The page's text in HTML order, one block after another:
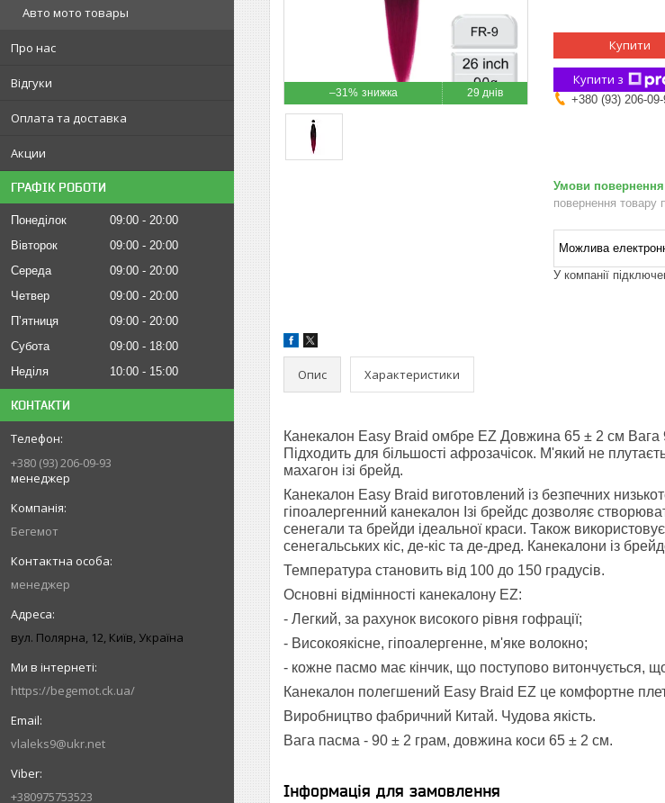
Авто мото товары
Про нас
Відгуки
Оплата та доставка
Акции
ГРАФІК РОБОТИ
Понеділок 09:00
20:00
Вівторок
09:00
20:00
Середа
09:00
20:00
Четвер
09:00
20:00
Пʼятниця
09:00
20:00
Субота
09:00
18:00
Неділя
10:00 15:00
КОНТАКТИ
+380 (93) 206-09-93
менеджер
Бегемот
менеджер
вул. Полярна, 12, Київ, Україна
https://begemot.ck.ua/
vlaleks9@ukr.net
+380975753523
–31% 29 днів
Купити
Купити з
+380 (93) 206-
повернення товару
У компанії
Опис Характеристики
Канекалон Easy Braid омбре EZ Довжина 65 ± 2 см
Підходить для більшості афрозачісок. М'який не
махагон ізі брейд.
Канекалон Easy Braid виготовлений із безпечних
гіпоалергенний канекалон Ізі брейдс дозволяє
сенегали та брейди ідеальної краси. Також
сенегальських кіс, де-кіс та де-дред. Канекалони із
Температура становить від 100 до 150 градусів.
Основні відмінності канекалону EZ:
- Легкий, за рахунок високого рівня гофрації;
- Високоякісне, гіпоалергенне, м'яке волокно;
- кожне пасмо має кінчик, що поступово витончується,
Канекалон полегшений Easy Braid EZ це комфортне
Виробництво фабричний Китай. Чудова якість.
Вага пасма - 90 ± 2 грам, довжина коси 65 ± 2 см.
Інформація для замовлення